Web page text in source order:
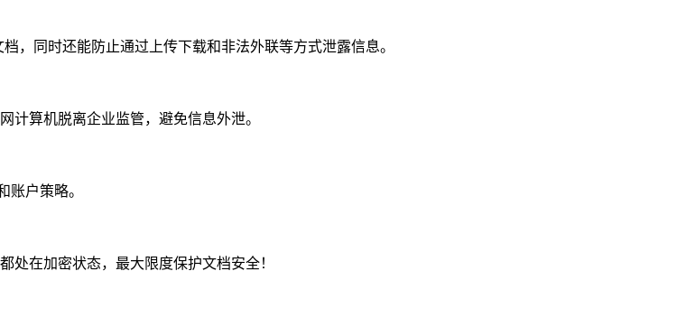
，同时还能防止通过上传下载和非法外联等方式泄露信息。
计算机脱离企业监管，避免信息外泄。
账户策略。
处在加密状态，最大限度保护文档安全！